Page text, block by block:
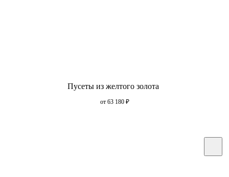
Пусеты из желтого золота
от 63 180 ₽